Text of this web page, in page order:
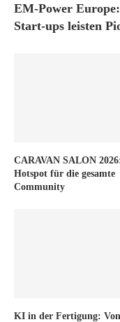
EM-Power
Start-ups leisten
CARAVAN SALON
Hotspot für die gesamte
Community
KI in der Fertigung: